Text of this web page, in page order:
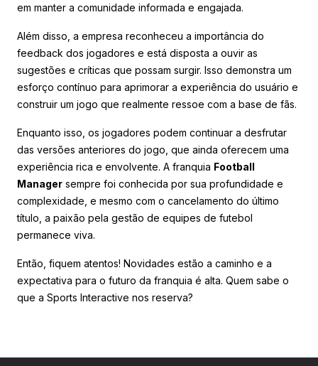
em manter a comunidade informada e engajada.
Além disso, a empresa reconheceu a importância do
feedback dos jogadores e está disposta a ouvir as
sugestões e críticas que possam surgir. Isso demonstra um
esforço contínuo para aprimorar a experiência do usuário e
construir um jogo que realmente ressoe com a base de fãs.
Enquanto isso, os jogadores podem continuar a desfrutar
das versões anteriores do jogo, que ainda oferecem uma
experiência rica e envolvente. A franquia Football
Manager sempre foi conhecida por sua profundidade e
complexidade, e mesmo com o cancelamento do último
título, a paixão pela gestão de equipes de futebol
permanece viva.
Então, fiquem atentos! Novidades estão a caminho e a
expectativa para o futuro da franquia é alta. Quem sabe o
que a Sports Interactive nos reserva?